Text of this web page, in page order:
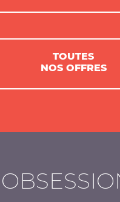
TOUTES
NOS OFFRES